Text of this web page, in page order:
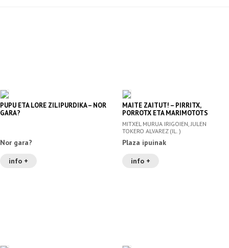
PUPU ETA LORE ZILIPURDIKA – NOR
GARA?
Nor gara?
info +
MAITE ZAITUT! – PIRRITX,
PORROTX ETA MARIMOTOTS
MITXEL MURUA IRIGOIEN, JULEN
TOKERO ALVAREZ (IL. )
Plaza ipuinak
info +